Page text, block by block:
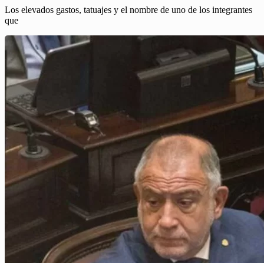
Los elevados gastos, tatuajes y el nombre de uno de los integrantes
que